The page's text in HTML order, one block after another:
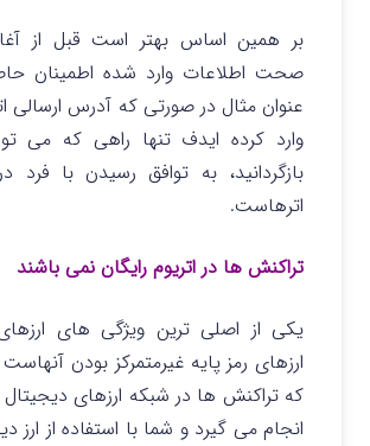
بر همین اساس بهتر است قبل از
صحت اطلاعات وارد شده اطمینان
عنوان مثال در صورتی که آدرس ارسالی
وارد کرده ایدف تنها راهی که می
بازگردانید، به توافق رسیدن با فرد
اترهاست.
تراکنش ها در اتریوم رایگان نمی باشند
یکی از اصلی ترین ویژگی های
ارزهای رمز پایه غیرمتمرکز بودن
که تراکنش ها در شبکه ارزهای
انجام می گیرد و شما با استفاده از ارز